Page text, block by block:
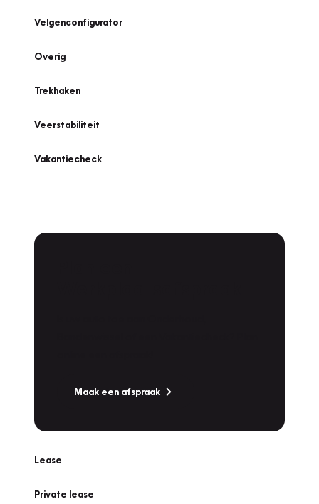
Velgenconfigurator
Overig
Trekhaken
Veerstabiliteit
Vakantiecheck
Maak een afspraak
Lease
Private lease